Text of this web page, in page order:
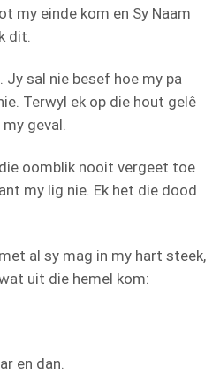
my einde kom en Sy Naam
dit.
sal nie besef hoe my pa
Terwyl ek op die hout gelê
geval.
oomblik nooit vergeet toe
my lig nie. Ek het die dood
al sy mag in my hart steek,
uit die hemel kom:
en dan.